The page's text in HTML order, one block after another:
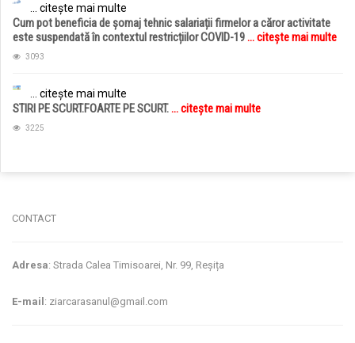
... citește mai multe
Cum pot beneficia de șomaj tehnic salariații firmelor a căror activitate
este suspendată în contextul restricțiilor COVID-19... citește mai multe
3093
... citește mai multe
STIRI PE SCURT.FOARTE PE SCURT.... citește mai multe
3225
CONTACT
Adresa: Strada Calea Timisoarei, Nr. 99, Reșița
E-mail: ziarcarasanul@gmail.com